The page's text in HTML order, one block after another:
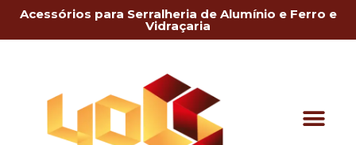
Acessórios para Serralheria de Alumínio e Ferro e
Vidraçaria